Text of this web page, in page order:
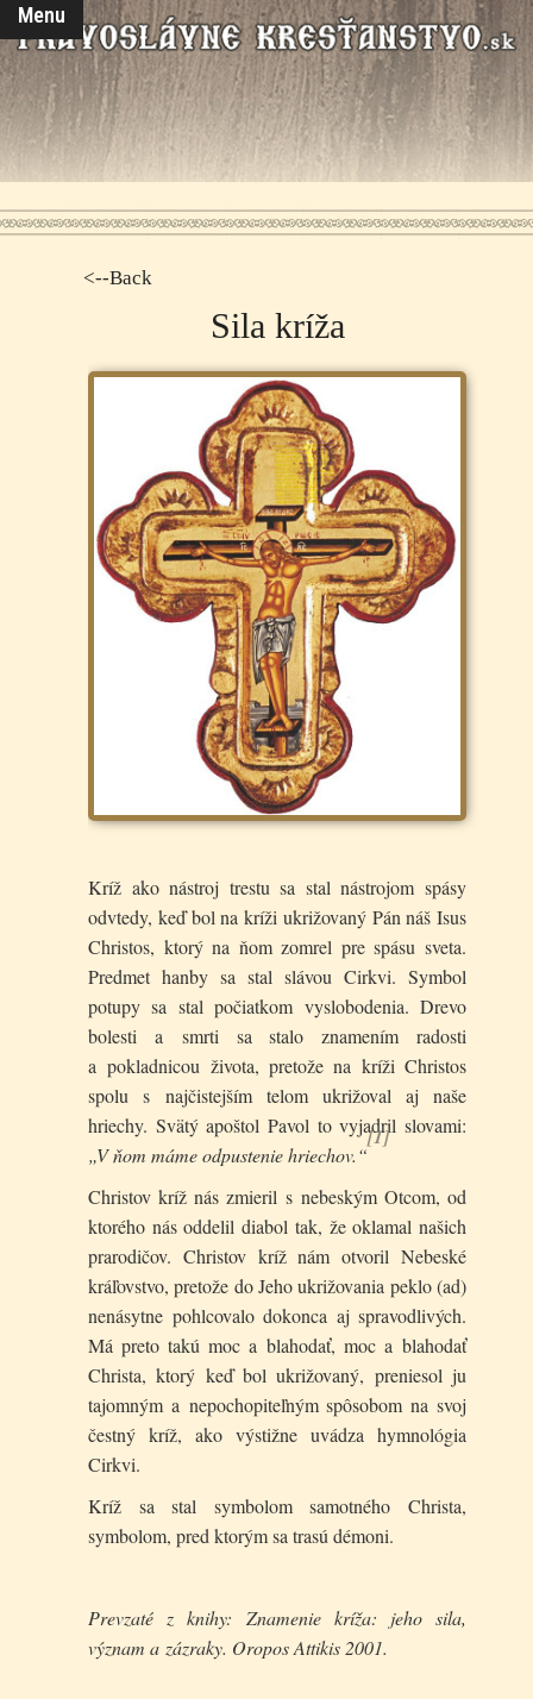
Menu
<--Back
Sila kríža
Kríž ako nástroj trestu sa stal nástrojom spásy
odvtedy, keď bol na kríži ukrižovaný Pán náš Isus
Christos, ktorý na ňom zomrel pre spásu sveta.
Predmet hanby sa stal slávou Cirkvi. Symbol
potupy sa stal počiatkom vyslobodenia. Drevo
bolesti a smrti sa stalo znamením radosti
a pokladnicou života, pretože na kríži Christos
spolu s najčistejším telom ukrižoval aj naše
hriechy. Svätý apoštol Pavol to vyjadril slovami:
„V ňom máme odpustenie hriechov.“
[1]
Christov kríž nás zmieril s nebeským Otcom, od
ktorého nás oddelil diabol tak, že oklamal našich
prarodičov. Christov kríž nám otvoril Nebeské
kráľovstvo, pretože do Jeho ukrižovania peklo (ad)
nenásytne pohlcovalo dokonca aj spravodlivých.
Má preto takú moc a blahodať, moc a blahodať
Christa, ktorý keď bol ukrižovaný, preniesol ju
tajomným a nepochopiteľným spôsobom na svoj
čestný kríž, ako výstižne uvádza hymnológia
Cirkvi.
Kríž sa stal symbolom samotného Christa,
symbolom, pred ktorým sa trasú démoni.
Prevzaté z knihy: Znamenie kríža: jeho sila,
význam a zázraky. Oropos Attikis 2001.